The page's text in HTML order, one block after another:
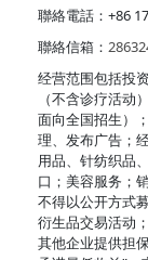
聯絡電話：+86
聯絡信箱：
经营范围包括投
（不含诊疗活动
面向全国招生）
理、发布广告；
用品、针纺织品
口；美容服务；
不得以公开方式
衍生品交易活动
其他企业提供担